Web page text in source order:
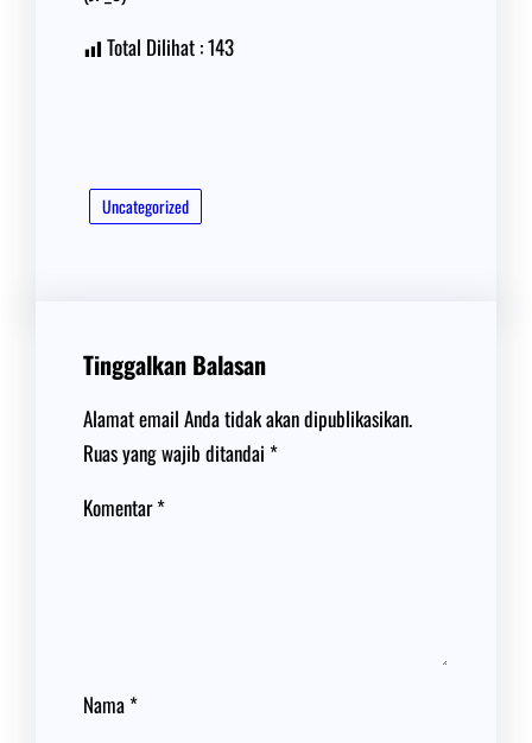
Total Dilihat :143
Uncategorized
Tinggalkan Balasan
Alamat email Anda tidak akan dipublikasikan.
Ruas yang wajib ditandai *
Komentar*
Nama *